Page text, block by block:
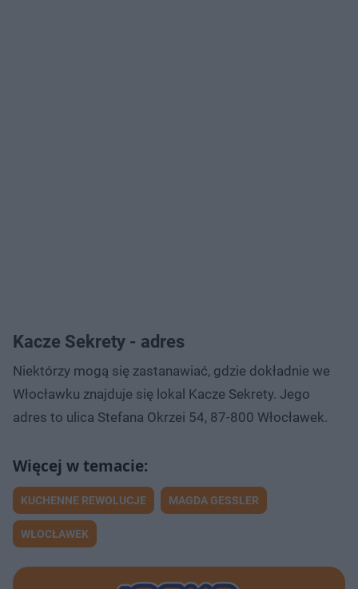
Kacze Sekrety - adres
Niektórzy mogą się zastanawiać, gdzie dokładnie we
Włocławku znajduje się lokal Kacze Sekrety. Jego
adres to ulica Stefana Okrzei 54, 87-800 Włocławek.
KUCHENNE REWOLUCJE MAGDA GESSLER
WŁOCŁAWEK